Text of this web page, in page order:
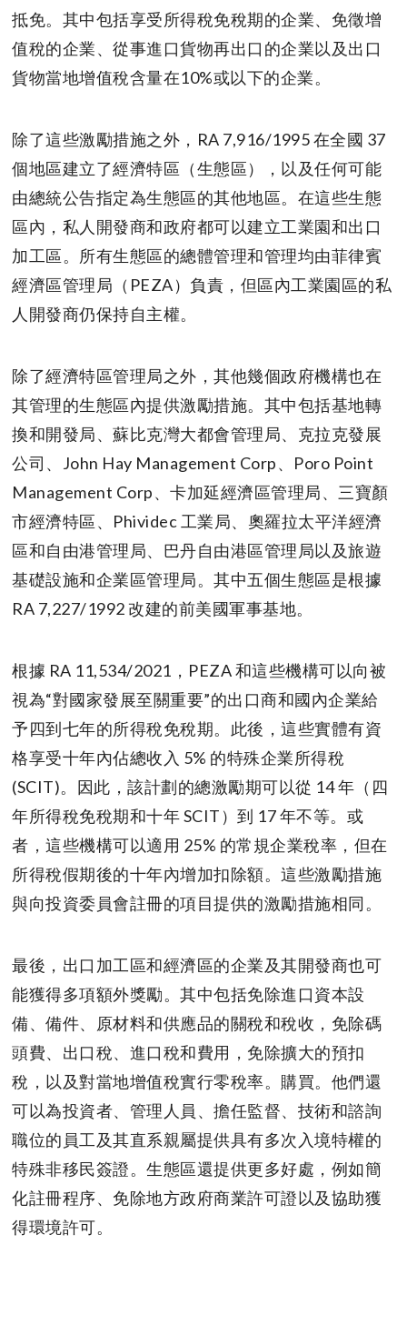
抵免。其中包括享受所得稅免稅期的企業、免徵增
值稅的企業、從事進口貨物再出口的企業以及出口
貨物當地增值稅含量在10%或以下的企業。
除了這些激勵措施之外，RA 7,916/1995 在全國 37
個地區建立了經濟特區（生態區），以及任何可能
由總統公告指定為生態區的其他地區。在這些生態
區內，私人開發商和政府都可以建立工業園和出口
加工區。所有生態區的總體管理和管理均由菲律賓
經濟區管理局（PEZA）負責，但區內工業園區的私
人開發商仍保持自主權。
除了經濟特區管理局之外，其他幾個政府機構也在
其管理的生態區內提供激勵措施。其中包括基地轉
換和開發局、蘇比克灣大都會管理局、克拉克發展
公司、John Hay Management Corp、Poro Point
Management Corp、卡加延經濟區管理局、三寶顏
市經濟特區、Phividec 工業局、奧羅拉太平洋經濟
區和自由港管理局、巴丹自由港區管理局以及旅遊
基礎設施和企業區管理局。其中五個生態區是根據
RA 7,227/1992 改建的前美國軍事基地。
根據 RA 11,534/2021，PEZA 和這些機構可以向被
視為“對國家發展至關重要”的出口商和國內企業給
予四到七年的所得稅免稅期。此後，這些實體有資
格享受十年內佔總收入 5% 的特殊企業所得稅
(SCIT)。因此，該計劃的總激勵期可以從 14 年（四
年所得稅免稅期和十年 SCIT）到 17 年不等。或
者，這些機構可以適用 25% 的常規企業稅率，但在
所得稅假期後的十年內增加扣除額。這些激勵措施
與向投資委員會註冊的項目提供的激勵措施相同。
最後，出口加工區和經濟區的企業及其開發商也可
能獲得多項額外獎勵。其中包括免除進口資本設
備、備件、原材料和供應品的關稅和稅收，免除碼
頭費、出口稅、進口稅和費用，免除擴大的預扣
稅，以及對當地增值稅實行零稅率。購買。他們還
可以為投資者、管理人員、擔任監督、技術和諮詢
職位的員工及其直系親屬提供具有多次入境特權的
特殊非移民簽證。生態區還提供更多好處，例如簡
化註冊程序、免除地方政府商業許可證以及協助獲
得環境許可。